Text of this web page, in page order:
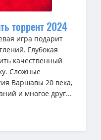
торрент 2024
игра подарит
Глубокая
качественный
Сложные
Варшавы 20 века,
и многое друг...